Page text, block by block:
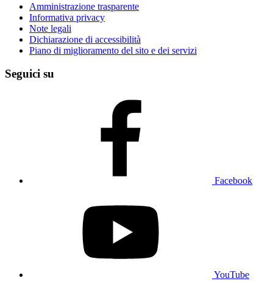
Amministrazione trasparente
Informativa privacy
Note legali
Dichiarazione di accessibilità
Piano di miglioramento del sito e dei servizi
Seguici su
Facebook
YouTube